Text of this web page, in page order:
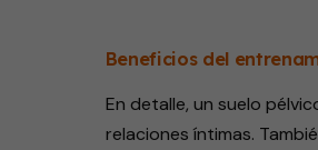
Beneficios del
En detalle, un suelo
relaciones íntimas.